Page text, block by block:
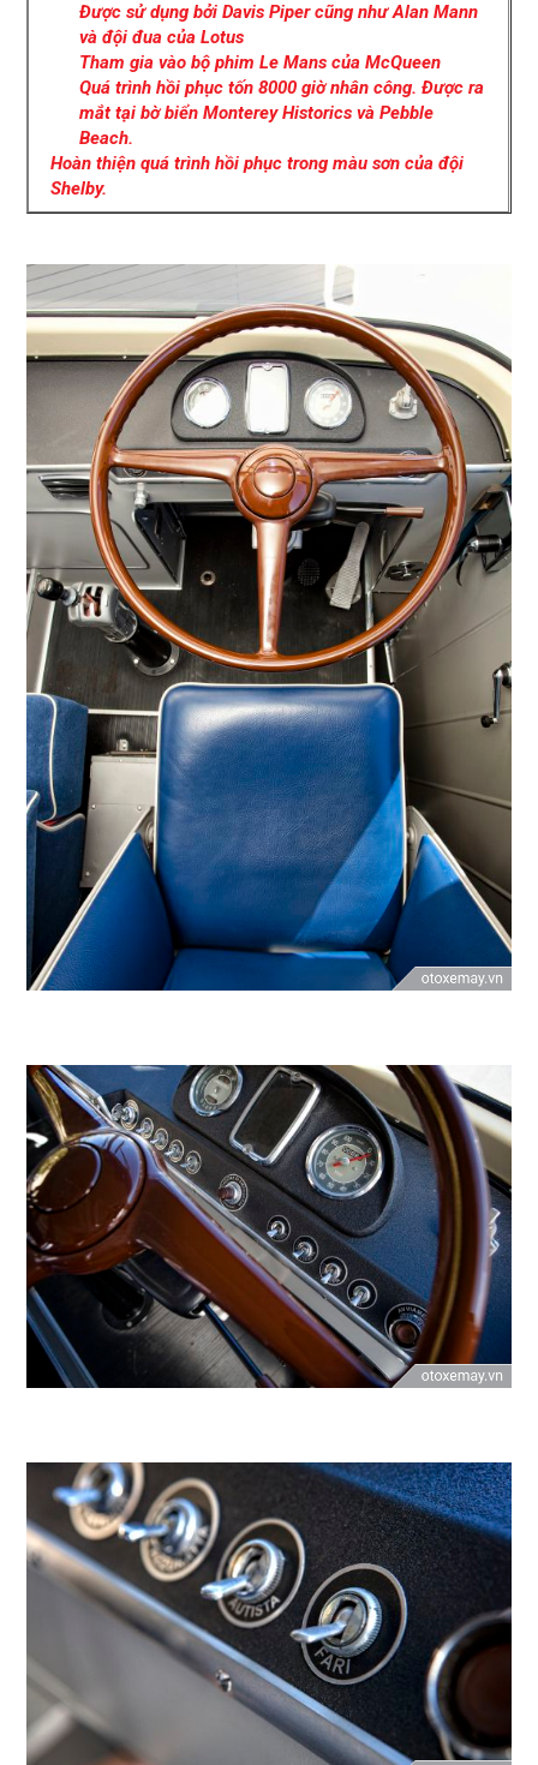
Được sử dụng bởi Davis Piper cũng như Alan Mann
và đội đua của Lotus
Tham gia vào bộ phim Le Mans của McQueen
Quá trình hồi phục tốn 8000 giờ nhân công. Được ra
mắt tại bờ biển Monterey Historics và Pebble
Beach.
Hoàn thiện quá trình hồi phục trong màu sơn của đội
Shelby.